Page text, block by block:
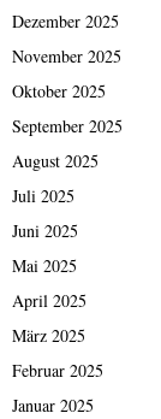
Dezember 2025
November 2025
Oktober 2025
September 2025
August 2025
Juli 2025
Juni 2025
Mai 2025
April 2025
März 2025
Februar 2025
Januar 2025